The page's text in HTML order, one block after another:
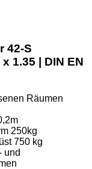
42-S
1.35 | DIN EN
Räumen
250kg
750 kg
und